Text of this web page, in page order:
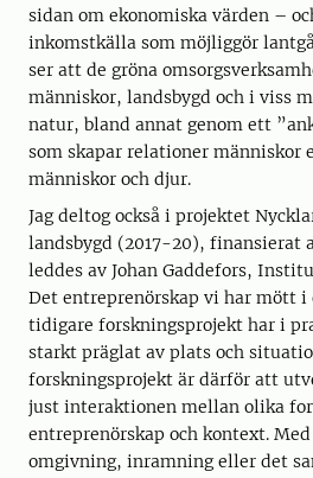
sidan om ekonomiska värden –
inkomstkälla som möjliggör
ser att de gröna
människor, landsbygd och i viss
natur, bland annat genom ett
som skapar relationer människor
människor och djur.
Jag deltog också i projektet
landsbygd (2017-20), finansierat
leddes av Johan Gaddefors,
Det entreprenörskap vi har mött i
tidigare forskningsprojekt har i
starkt präglat av plats och
forskningsprojekt är därför att
just interaktionen mellan olika
entreprenörskap och kontext.
omgivning, inramning eller det